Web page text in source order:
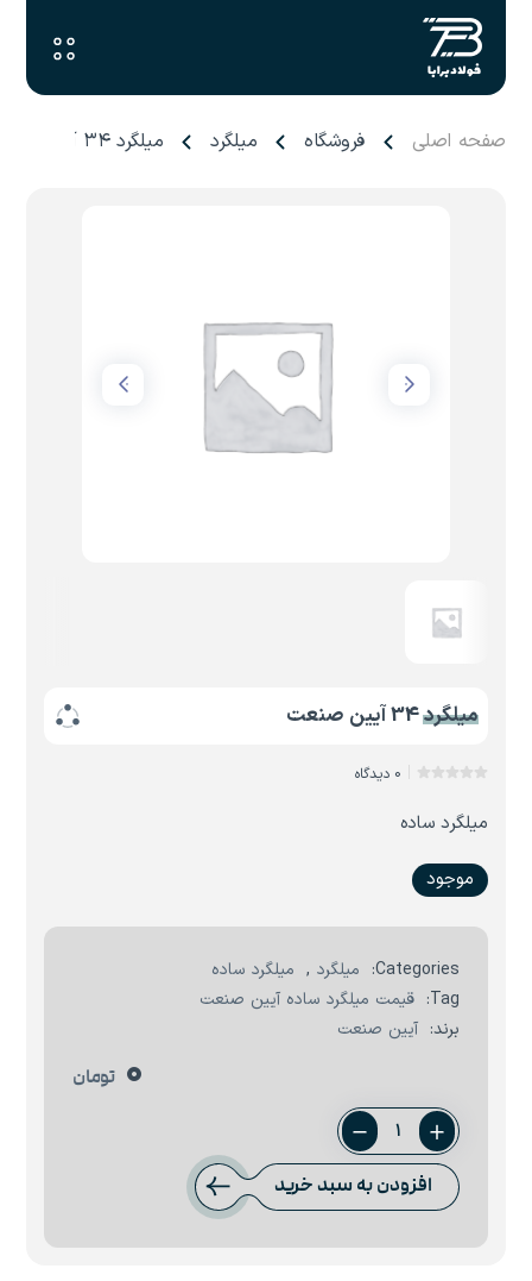
صفحه اصلی فروشگاه میلگرد میلگرد ۳۴ آیین صنعت
میلگرد 34 آیین صنعت
0 دیدگاه
میلگرد ساده
موجود
Categories: میلگرد , میلگرد ساده
Tag:
قیمت میلگرد ساده آیین صنعت
برند: آیین صنعت
0 تومان
میلگرد
34
آیین
افزودن به سبد خرید